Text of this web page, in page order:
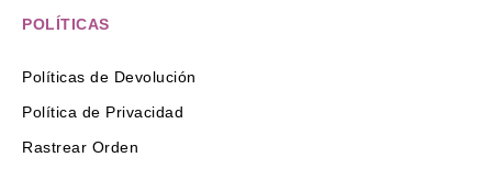
POLÍTICAS
Políticas de Devolución
Política de Privacidad
Rastrear Orden